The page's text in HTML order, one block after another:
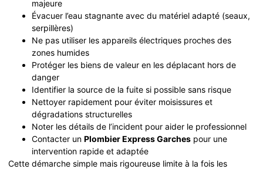
majeure
Évacuer l’eau stagnante avec du matériel adapté (seaux,
serpillères)
Ne pas utiliser les appareils électriques proches des
zones humides
Protéger les biens de valeur en les déplacant hors de
danger
Identifier la source de la fuite si possible sans risque
Nettoyer rapidement pour éviter moisissures et
dégradations structurelles
Noter les détails de l’incident pour aider le professionnel
Contacter un Plombier Express Garches pour une
intervention rapide et adaptée
Cette démarche simple mais rigoureuse limite à la fois les